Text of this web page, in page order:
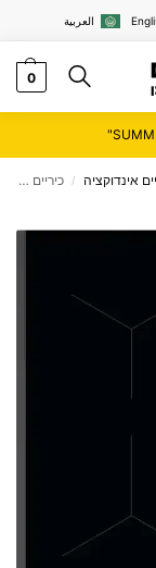
العربية
0
אינדוקציה / כיריים אינדוקציה 60 ס”מ מולטי זון TN64IA041B שחור זכוכית אאג AEG